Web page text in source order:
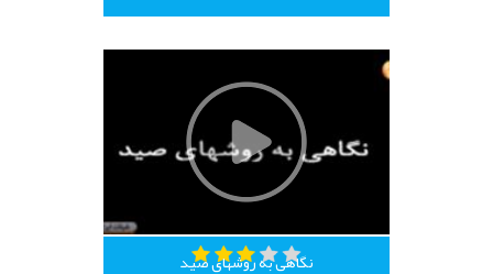
نگاهی به روشهای صید